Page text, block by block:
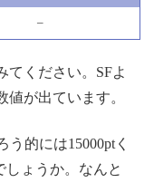
–
てください。SFよ
が出ています。
的には15000ptく
しょうか。なんと